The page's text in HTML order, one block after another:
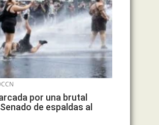
por una brutal
de espaldas al